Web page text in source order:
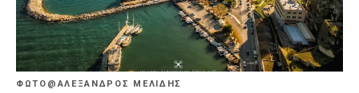
ΦΩΤΟ@ΑΛΕΞΑΝΔΡΟΣ ΜΕΛΙΔΗΣ